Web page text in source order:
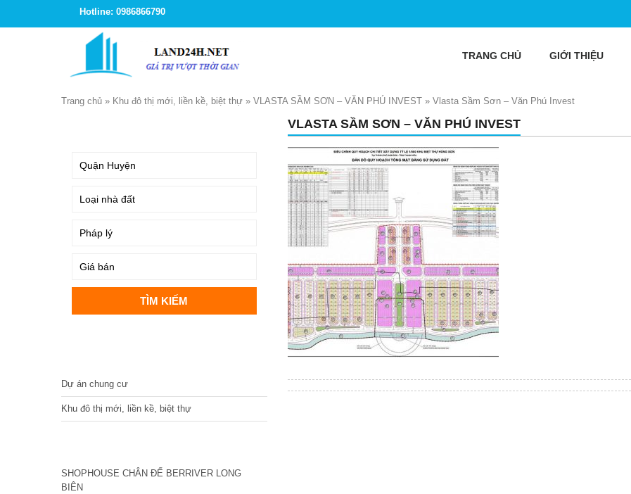
Hotline: 0986866790
TRANG CHỦ GIỚI THIỆU
Trang chủ » Khu đô thị mới, liền kề, biệt thự » VLASTA SẦM SƠN – VĂN PHÚ INVEST » Vlasta Sầm Sơn – Văn Phú Invest
VLASTA SẦM SƠN – VĂN PHÚ INVEST
Dự án chung cư
Khu đô thị mới, liền kề, biệt thự
SHOPHOUSE CHÂN ĐẾ BERRIVER LONG
BIÊN